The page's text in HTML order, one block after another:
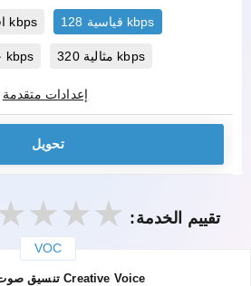
اقتصادية 64 kbps قياسية 128 kbps
جيدة 192 kbps مثالية 320 kbps
إعدادات متقدمة
تحويل
تقييم الخدمة:
VOC
VOC — تنسيق صوت Creative Voice